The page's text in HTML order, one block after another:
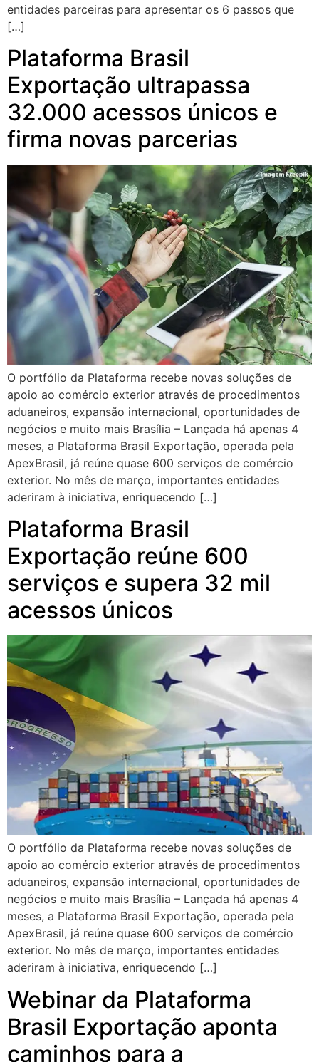
entidades parceiras para apresentar os 6 passos que
[…]
Plataforma Brasil
Exportação ultrapassa
32.000 acessos únicos e
firma novas parcerias
O portfólio da Plataforma recebe novas soluções de
apoio ao comércio exterior através de procedimentos
aduaneiros, expansão internacional, oportunidades de
negócios e muito mais Brasília – Lançada há apenas 4
meses, a Plataforma Brasil Exportação, operada pela
ApexBrasil, já reúne quase 600 serviços de comércio
exterior. No mês de março, importantes entidades
aderiram à iniciativa, enriquecendo […]
Plataforma Brasil
Exportação reúne 600
serviços e supera 32 mil
acessos únicos
O portfólio da Plataforma recebe novas soluções de
apoio ao comércio exterior através de procedimentos
aduaneiros, expansão internacional, oportunidades de
negócios e muito mais Brasília – Lançada há apenas 4
meses, a Plataforma Brasil Exportação, operada pela
ApexBrasil, já reúne quase 600 serviços de comércio
exterior. No mês de março, importantes entidades
aderiram à iniciativa, enriquecendo […]
Webinar da Plataforma
Brasil Exportação aponta
caminhos para a